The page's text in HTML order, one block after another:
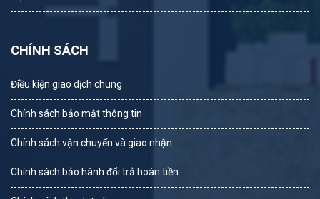
CHÍNH SÁCH
Điều kiện giao dịch chung
Chính sách bảo mật thông tin
Chính sách vận chuyển và giao nhận
Chính sách bảo hành đổi trả hoàn tiền